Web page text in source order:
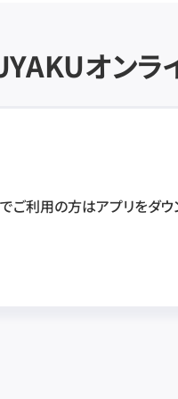
オンラ
でご利用の方はアプリをダウ